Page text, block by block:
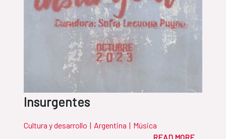
Insurgentes
Cultura y desarrollo | Argentina | Música